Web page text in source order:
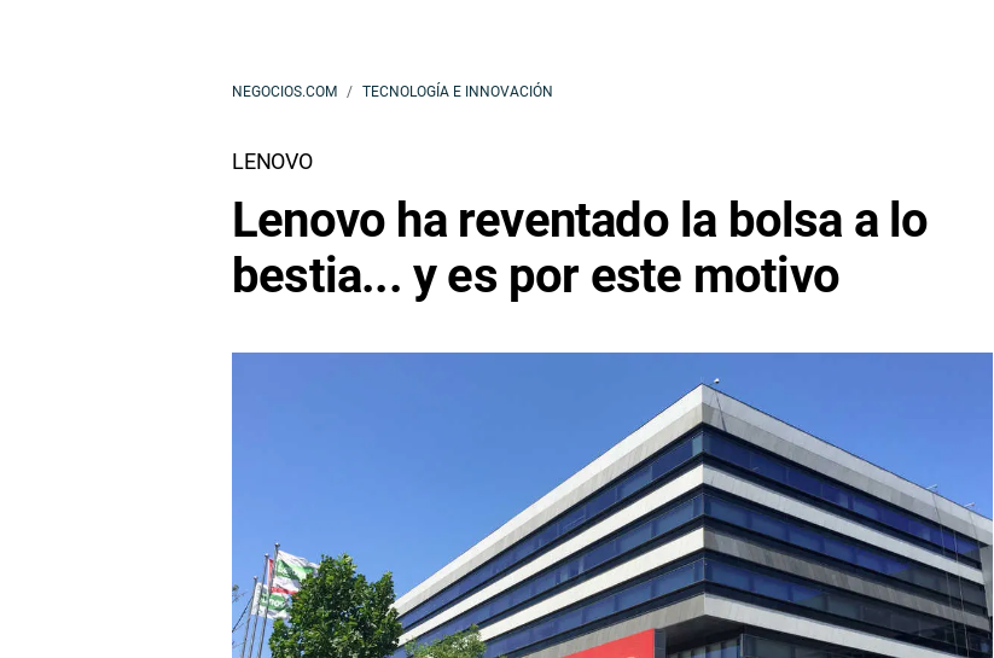
NEGOCIOS.COM TECNOLOGÍA E INNOVACIÓN
LENOVO
Lenovo ha reventado la bolsa a lo
bestia... y es por este motivo